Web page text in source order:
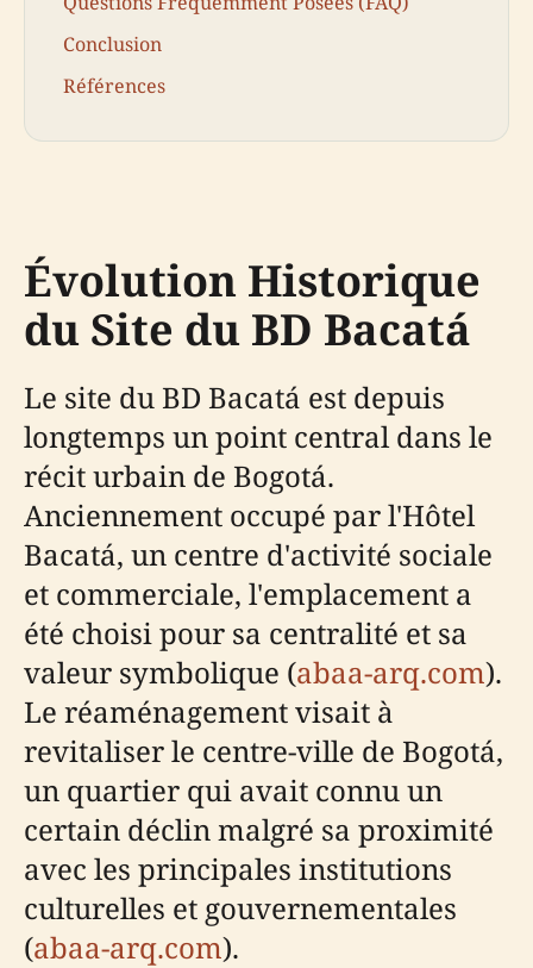
Conclusion
Références
Évolution Historique
du Site du BD Bacatá
Le site du BD Bacatá est depuis
longtemps un point central dans le
récit urbain de Bogotá.
Anciennement occupé par l'Hôtel
Bacatá, un centre d'activité sociale
et commerciale, l'emplacement a
été choisi pour sa centralité et sa
valeur symbolique (abaa-arq.com).
Le réaménagement visait à
revitaliser le centre-ville de Bogotá,
un quartier qui avait connu un
certain déclin malgré sa proximité
avec les principales institutions
culturelles et gouvernementales
(abaa-arq.com).